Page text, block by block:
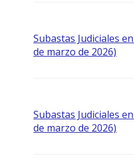
Subastas Judiciales
de marzo de 2026)
Subastas Judiciales
de marzo de 2026)